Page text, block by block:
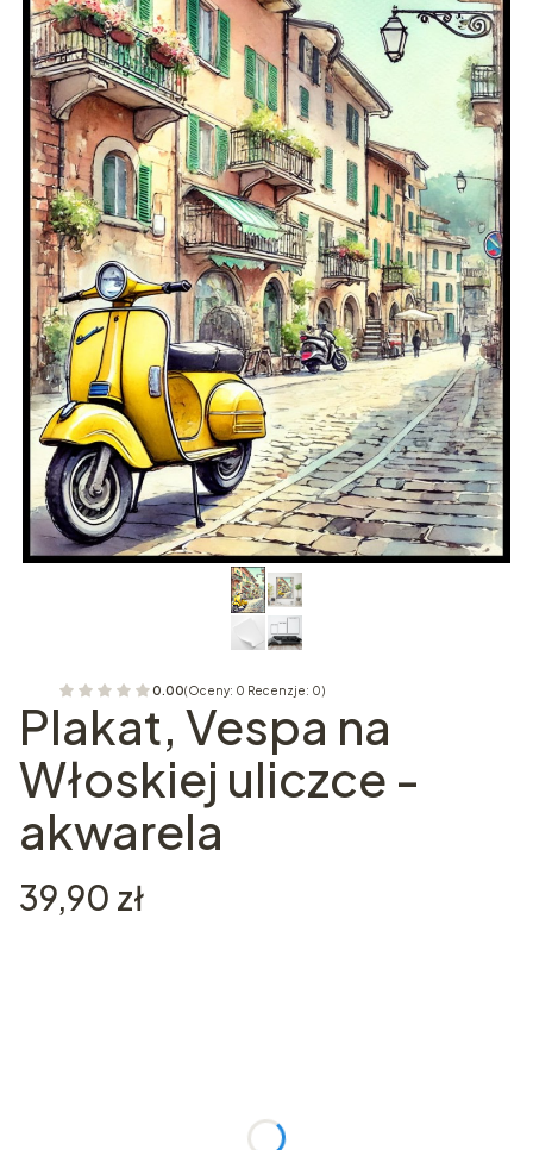
0.00(Oceny: 0 Recenzje: 0)
Plakat, Vespa na
Włoskiej uliczce -
akwarela
Cena
39,90 zł